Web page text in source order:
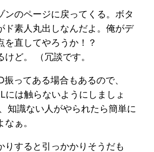
ンのページに戻ってくる。ボタ
ド素人丸出しなんだよ。俺がデ
を直してやろうか！？
ど。 （冗談です。
振ってある場合もあるので、
には触らないようにしましょ
知識ない人がやられたら簡単に
ぁ。
りすると引っかかりそうだも